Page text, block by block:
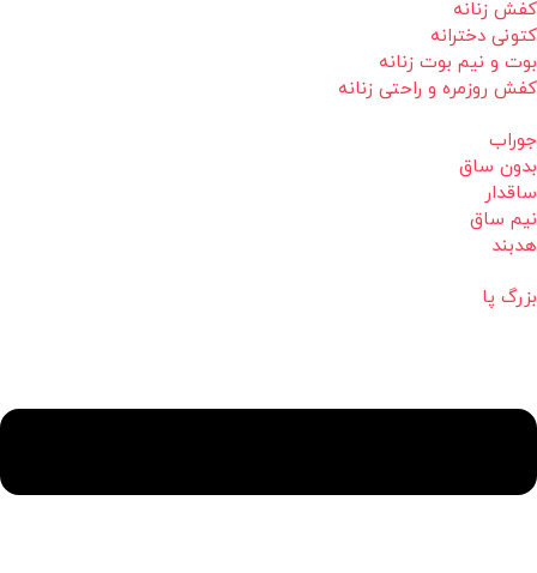
کفش زنانه
کتونی دخترانه
بوت و نیم بوت زنانه
کفش روزمره و راحتی زنانه
جوراب
بدون ساق
ساقدار
نیم ساق
هدبند
بزرگ پا